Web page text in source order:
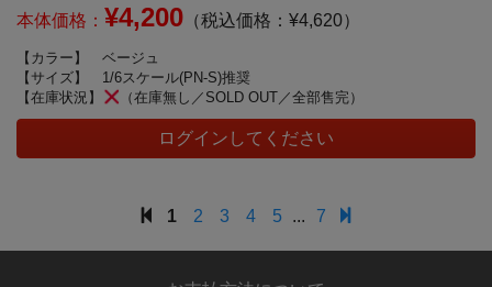
本体価格： ¥4,200 （税込価格：¥4,620）
【カラー】
ベージュ
【サイズ】
1/6スケール(PN-S)推奨
【在庫状況】
（在庫無し／SOLD OUT／全部售完）
ログインしてください
1 2 3 4 5 ... 7